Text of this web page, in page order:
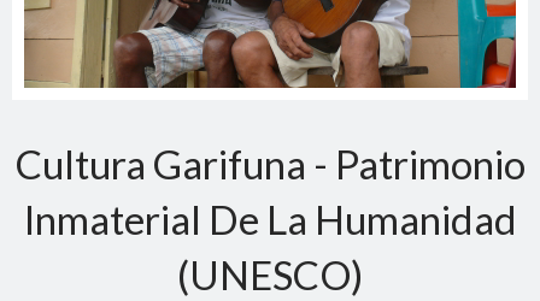
Cultura Garifuna - Patrimonio
Inmaterial De La Humanidad
(UNESCO)